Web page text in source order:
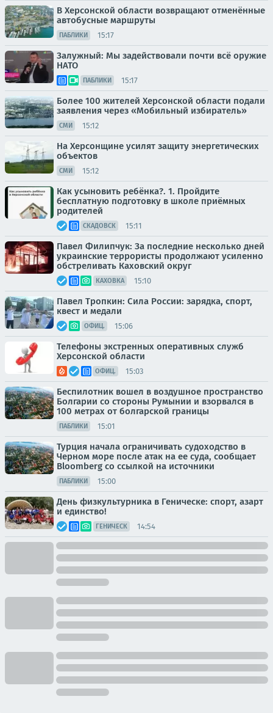
В Херсонской области возвращают отменённые
автобусные маршруты
ПАБЛИКИ 15:17
Залужный: Мы задействовали почти всё оружие
НАТО
ПАБЛИКИ 15:17
Более 100 жителей Херсонской области подали
заявления через «Мобильный избиратель»
СМИ 15:12
На Херсонщине усилят защиту энергетических
объектов
СМИ 15:12
Как усыновить ребёнка?. 1. Пройдите
бесплатную подготовку в школе приёмных
родителей
СКАДОВСК 15:11
Павел Филипчук: За последние несколько дней
украинские террористы продолжают усиленно
обстреливать Каховский округ
КАХОВКА 15:10
Павел Тропкин: Сила России: зарядка, спорт,
квест и медали
ОФИЦ. 15:06
Телефоны экстренных оперативных служб
Херсонской области
ОФИЦ. 15:03
Беспилотник вошел в воздушное пространство
Болгарии со стороны Румынии и взорвался в
100 метрах от болгарской границы
ПАБЛИКИ 15:01
Турция начала ограничивать судоходство в
Черном море после атак на ее суда, сообщает
Bloomberg со ссылкой на источники
ПАБЛИКИ 15:00
День физкультурника в Геническе: спорт, азарт
и единство!
ГЕНИЧЕСК 14:54